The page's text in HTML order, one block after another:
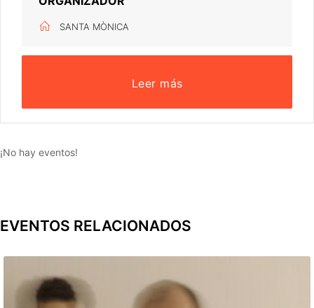
SANTA MÒNICA
Leer más
¡No hay eventos!
EVENTOS RELACIONADOS